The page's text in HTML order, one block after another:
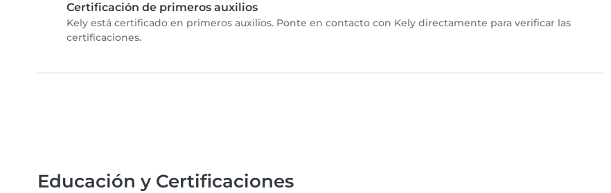
Certificación de primeros auxilios
Kely está certificado en primeros auxilios. Ponte en contacto con Kely directamente para verificar las
certificaciones.
Educación y Certificaciones